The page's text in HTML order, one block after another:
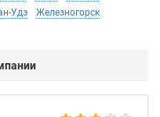
Удэ
Железногорск